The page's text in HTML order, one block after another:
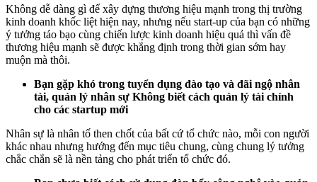
Không dễ dàng gì để xây dựng thương hiệu mạnh trong thị trường
kinh doanh khốc liệt hiện nay, nhưng nếu start-up của bạn có những
ý tưởng táo bạo cùng chiến lược kinh doanh hiệu quả thì vấn đề
thương hiệu mạnh sẽ được khẳng định trong thời gian sớm hay
muộn mà thôi.
Bạn gặp khó trong tuyển dụng đào tạo và đãi ngộ nhân
tài, quản lý nhân sự Không biết cách quản lý tài chính
cho các startup mới
Nhân sự là nhân tố then chốt của bất cứ tổ chức nào, mỗi con người
khác nhau nhưng hướng đến mục tiêu chung, cùng chung lý tưởng
chắc chắn sẽ là nền tảng cho phát triển tổ chức đó.